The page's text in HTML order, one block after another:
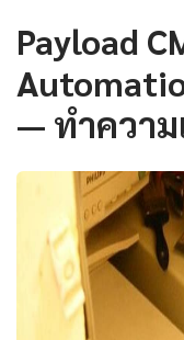
Payload
— ทำความ